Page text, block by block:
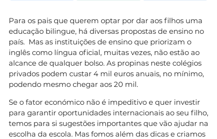
Para os pais que querem optar por dar aos filhos uma
educação bilingue, há diversas propostas de ensino no
país. Mas as instituições de ensino que priorizam o
inglês como língua oficial, muitas vezes, não estão ao
alcance de qualquer bolso. As propinas neste colégios
privados podem custar 4 mil euros anuais, no mínimo,
podendo mesmo chegar aos 20 mil.
Se o fator económico não é impeditivo e quer investir
para garantir oportunidades internacionais ao seu filho,
temos para si sugestões importantes que vão ajudar na
escolha da escola. Mas fomos além das dicas e criamos